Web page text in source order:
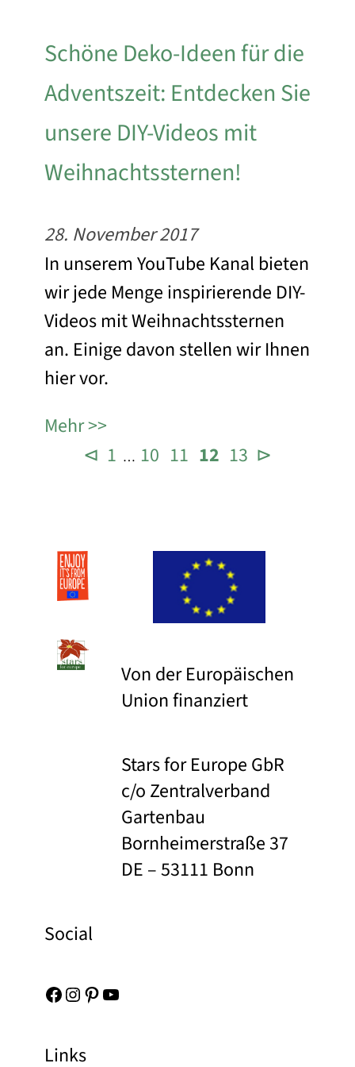
Schöne Deko-Ideen für die
Adventszeit: Entdecken Sie
unsere DIY-Videos mit
Weihnachtssternen!
28. November 2017
In unserem YouTube Kanal bieten
wir jede Menge inspirierende DIY-
Videos mit Weihnachtssternen
an. Einige davon stellen wir Ihnen
hier vor.
Mehr
⊲ 1 … 10 11 12 13 ⊳
Von der Europäischen
Union finanziert
Stars for Europe GbR
c/o Zentralverband
Gartenbau
Bornheimerstraße 37
DE – 53111 Bonn
Social
Facebook Instagram Pinterest YouTube
Links